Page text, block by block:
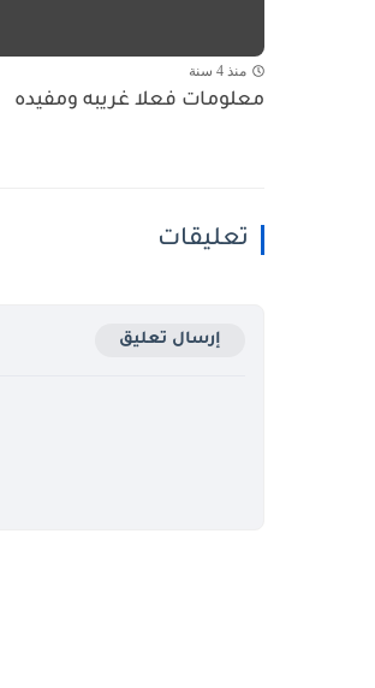
منذ 4 سنة
معلومات فعلا غريبه ومفيده
تعليقات
إرسال تعليق